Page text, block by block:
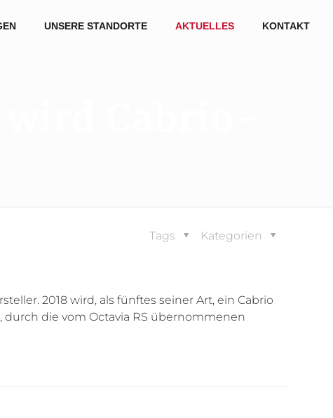
UNSERE STANDORTE AKTUELLES KONTAKT
Kategorien
Tags
2018 wird, als fünftes seiner Art, ein Cabrio
die vom Octavia RS übernommenen